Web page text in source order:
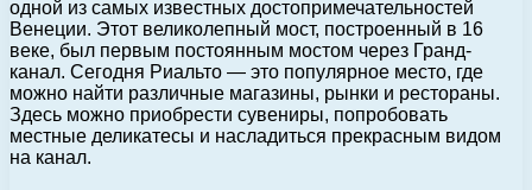
одной из самых известных достопримечательностей
Венеции. Этот великолепный мост, построенный в 16
веке, был первым постоянным мостом через Гранд-
канал. Сегодня Риальто — это популярное место, где
можно найти различные магазины, рынки и рестораны.
Здесь можно приобрести сувениры, попробовать
местные деликатесы и насладиться прекрасным видом
на канал.